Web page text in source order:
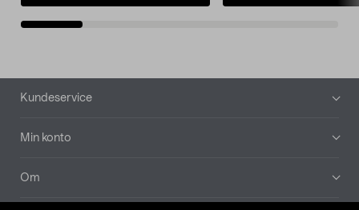
Bunntekst
Kundeservice
Min konto
Om